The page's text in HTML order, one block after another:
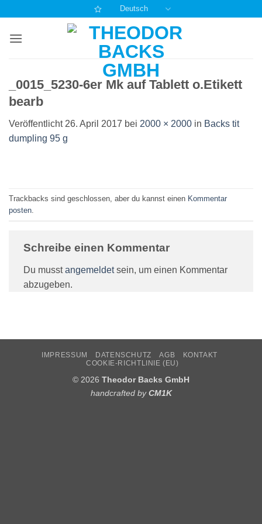
springen
Deutsch
_0015_5230-6er Mk auf Tablett o.Etikett
bearb
Veröffentlicht 26. April 2017 bei 2000 × 2000 in Backs tit
dumpling 95 g
Trackbacks sind geschlossen, aber du kannst einen Kommentar
posten
Schreibe einen Kommentar
Du musstangemeldetsein, um einen Kommentar
abzugeben.
IMPRESSUM DATENSCHUTZ AGB
KONTAKT
COOKIE-RICHTLINIE (EU)
© 2026 Theodor Backs GmbH
handcrafted byCM1K